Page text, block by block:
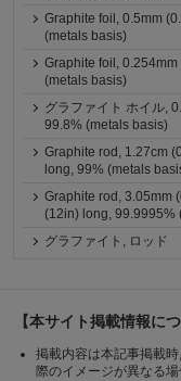
Graphite foil, 0.5mm
(metals basis)
Graphite foil,
(metals basis)
グラファイト ホイル,
99.8% (metals basis)
Graphite rod, 1.27cm
long, 99% (metals
Graphite rod, 3.05mm
(12in) long, 99.9995%
グラファイト, ロッド
【本サイト掲載情報につ
掲載内容は本記事掲載
際のイメージが異なる場